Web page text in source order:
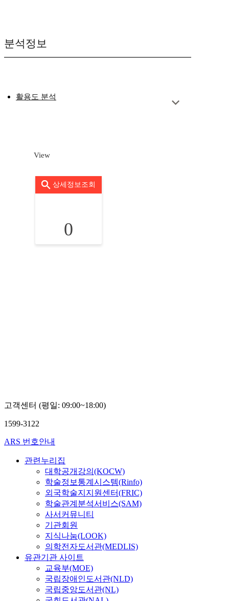
분석정보
활용도 분석
View
상세정보조회
0
고객센터 (평일: 09:00~18:00)
1599-3122
ARS 번호안내
관련누리집
대학공개강의(KOCW)
학술정보통계시스템(Rinfo)
외국학술지지원센터(FRIC)
학술관계분석서비스(SAM)
사서커뮤니티
기관회원
지식나눔(LOOK)
의학전자도서관(MEDLIS)
유관기관 사이트
교육부(MOE)
국립장애인도서관(NLD)
국립중앙도서관(NL)